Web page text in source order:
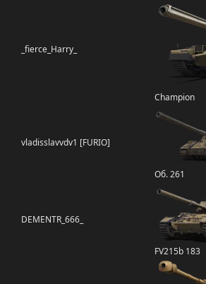
_fierce_Harry_
Champion
vladisslavvdv1 [FURIO]
Об. 261
DEMENTR_666_
FV215b 183